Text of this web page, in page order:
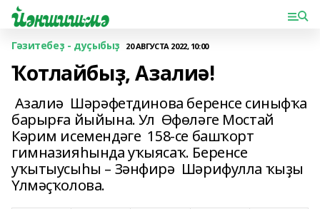
Гәзитебеҙ - дуҫыбыҙ 20 АВГУСТА 2022, 10:00
Ҡотлайбыҙ, Азалиә!
Азалиә Шәрәфетдинова беренсе синыфҡа
барырға йыйына. Ул Өфөләге Мостай
Кәрим исемендәге 158-се башҡорт
гимназияһында уҡыясаҡ. Беренсе
уҡытыусыһы – Зәнфирә Шәрифулла ҡыҙы
Үлмәҫҡолова.